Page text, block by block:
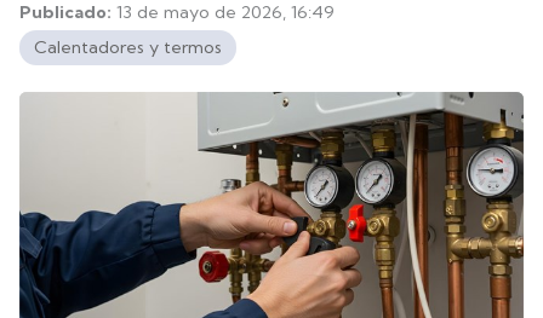
Publicado: 13 de mayo de 2026, 16:49
Calentadores y termos